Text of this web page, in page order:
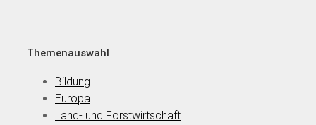
Themenauswahl
Bildung
Europa
Land- und Forstwirtschaft